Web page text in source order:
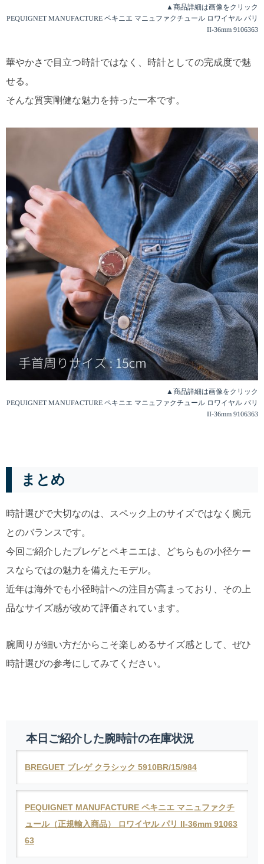
▲商品詳細は画像をクリック
PEQUIGNET MANUFACTURE ペキニエ マニュファクチュール ロワイヤル パリ
II-36mm 9106363
華やかさで目立つ時計ではなく、時計としての完成度で魅
せる。
そんな質実剛健な魅力を持った一本です。
▲商品詳細は画像をクリック
PEQUIGNET MANUFACTURE ペキニエ マニュファクチュール ロワイヤル パリ
II-36mm 9106363
まとめ
時計選びで大切なのは、スペック上のサイズではなく腕元
とのバランスです。
今回ご紹介したブレゲとペキニエは、どちらもの小径ケー
スならではの魅力を備えたモデル。
近年は海外でも小径時計への注目が高まっており、その上
品なサイズ感が改めて評価されています。
腕周りが細い方だからこそ楽しめるサイズ感として、ぜひ
時計選びの参考にしてみてください。
本日ご紹介した腕時計の在庫状況
BREGUET ブレゲ クラシック 5910BR/15/984
PEQUIGNET MANUFACTURE ペキニエ マニュファクチ
ュール（正規輸入商品） ロワイヤル パリ II-36mm 91063
63